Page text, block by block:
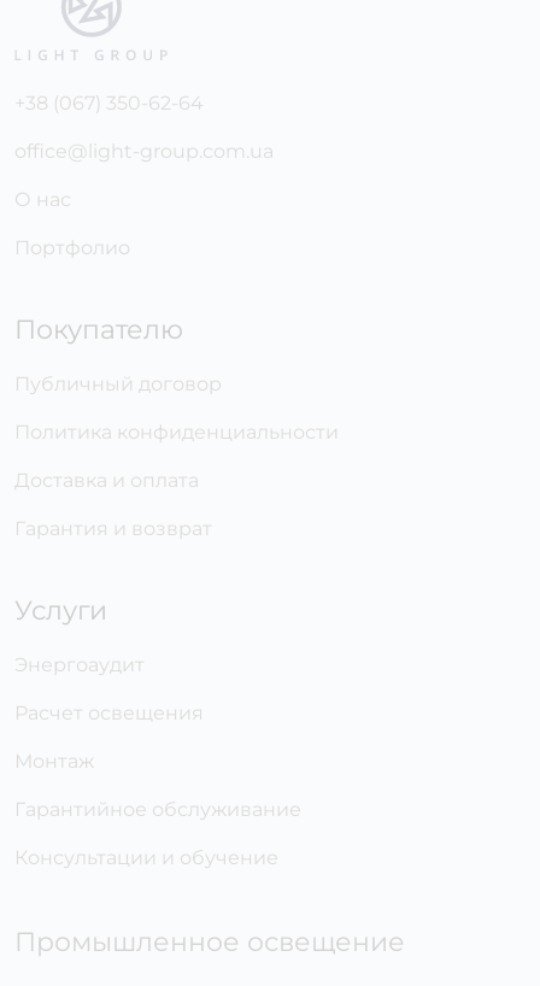
+38 (067) 350-62-64
office@light-group.com.ua
О нас
Портфолио
Покупателю
Публичный договор
Политика конфиденциальности
Доставка и оплата
Гарантия и возврат
Услуги
Энергоаудит
Расчет освещения
Монтаж
Гарантийное обслуживание
Консультации и обучение
Промышленное освещение